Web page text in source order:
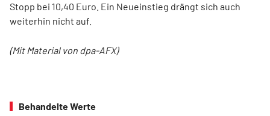
Stopp bei 10,40 Euro. Ein Neueinstieg drängt sich auch
weiterhin nicht auf.
(Mit Material von dpa-AFX)
Behandelte Werte